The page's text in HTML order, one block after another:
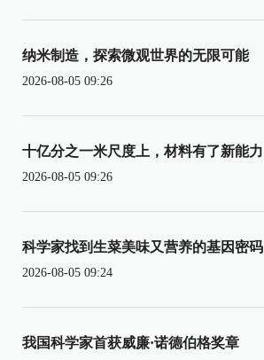
纳米制造，探索微观世界的无限可能
2026-08-05 09:26
十亿分之一米尺度上，材料有了新能力
2026-08-05 09:26
科学家找到生菜美味又营养的基因密码
2026-08-05 09:24
我国科学家首获威廉·诺德伯格奖章